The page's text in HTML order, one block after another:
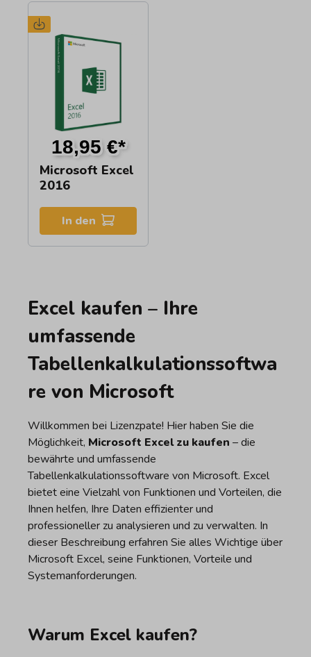
Microsoft Excel
2016
18,95 €*
In den
Excel kaufen – Ihre
umfassende
Tabellenkalkulationssoftwa
re von Microsoft
Willkommen bei Lizenzpate! Hier haben Sie die
Möglichkeit, Microsoft Excel zu kaufen – die
bewährte und umfassende
Tabellenkalkulationssoftware von Microsoft. Excel
bietet eine Vielzahl von Funktionen und Vorteilen, die
Ihnen helfen, Ihre Daten effizienter und
professioneller zu analysieren und zu verwalten. In
dieser Beschreibung erfahren Sie alles Wichtige über
Microsoft Excel, seine Funktionen, Vorteile und
Systemanforderungen.
Warum Excel kaufen?